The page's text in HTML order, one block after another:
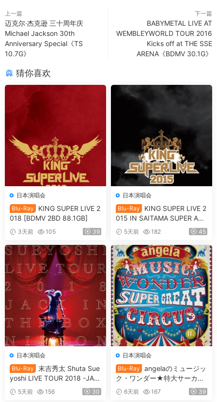
上一篇
迈克尔·杰克逊 三十周年庆
Michael Jackson 30th
Anniversary Special《TS
10.7G》
下一篇
BABYMETAL LIVE AT
WEMBLEYWORLD TOUR 2016
Kicks off at THE SSE
ARENA《BDMV 30.1G》
猜你喜欢
日本演唱会
Blu-Ray
KING SUPER LIVE 2
018 [BDMV 2BD 88.1GB]
3天前 105 39
日本演唱会
Blu-Ray
KING SUPER LIVE 2
015 IN SAITAMA SUPER ARE
NA [BDMV 90.9GB]
5天前 182 45
日本演唱会
Blu-Ray
末吉秀太 Shuta Sue
yoshi LIVE TOUR 2018 -JAC
K IN THE BOX -NIPPON BU
DOKAN [BDMV 36.7GB]
5天前 156 30
日本演唱会
Blu-Ray
angelaのミュージッ
ク・ワンダー★特大サーカス
in 日本武道館 ～僕等は目指し
たShangri-La～ 2017 [BDMV
6天前 167 39